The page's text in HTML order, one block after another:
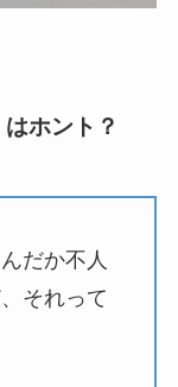
ホント？
だか不人
それって